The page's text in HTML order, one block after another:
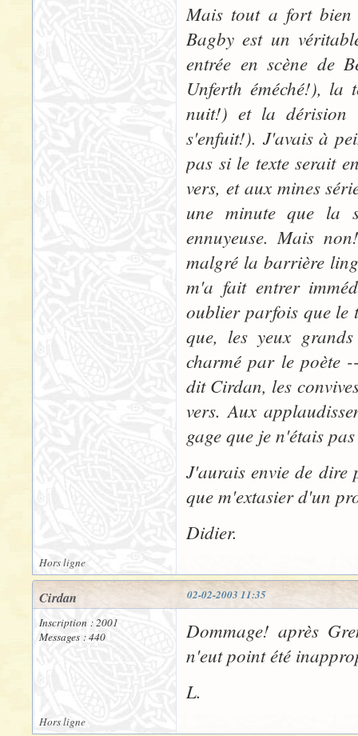
Mais tout a fort bien
Bagby est un
entrée en scène de
Unferth éméché!),
nuit!) et la dérision
s'enfuit!). J'avais à
pas si le texte serait
vers, et aux mines
une minute que la
ennuyeuse. Mais
malgré la barrière
m'a fait entrer
oublier parfois que le
que, les yeux
charmé par le poète
dit Cirdan, les
vers. Aux
gage que je n'étais
J'aurais envie de dire
que m'extasier d'un
Didier.
Hors ligne
02-02-2003 11:35
Cirdan
Inscription : 2001
Messages : 440
Dommage! après
n'eut point été
L.
Hors ligne